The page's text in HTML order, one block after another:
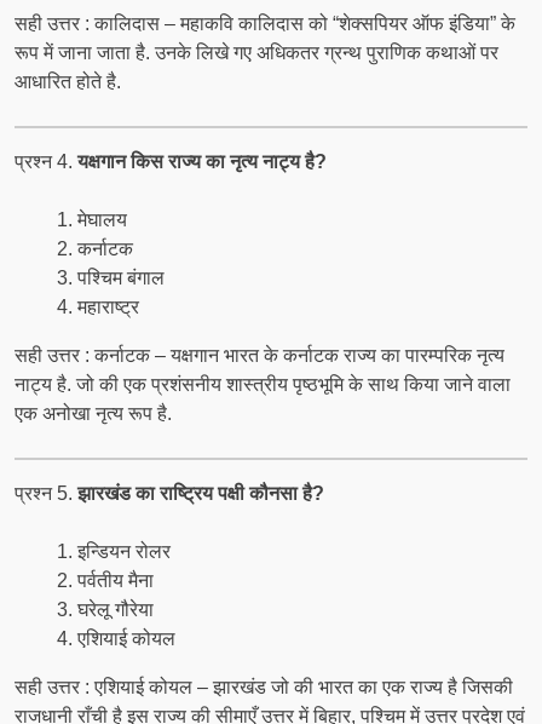
सही उत्तर : कालिदास – महाकवि कालिदास को “शेक्सपियर ऑफ इंडिया” के
रूप में जाना जाता है. उनके लिखे गए अधिकतर ग्रन्थ पुराणिक कथाओं पर
आधारित होते है.
प्रश्न 4.यक्षगान किस राज्य का नृत्य नाट्य है?
मेघालय
कर्नाटक
पश्चिम बंगाल
महाराष्ट्र
सही उत्तर : कर्नाटक – यक्षगान भारत के कर्नाटक राज्य का पारम्‍परिक नृत्‍य
नाट्य है. जो की एक प्रशंसनीय शास्‍त्रीय पृष्‍ठभूमि के साथ किया जाने वाला
एक अनोखा नृत्‍य रूप है.
प्रश्न 5.झारखंड का राष्ट्रिय पक्षी कौनसा है?
इन्डियन रोलर
पर्वतीय मैना
घरेलू गौरेया
एशियाई कोयल
सही उत्तर : एशियाई कोयल – झारखंड जो की भारत का एक राज्य है जिसकी
राजधानी राँची है इस राज्य की सीमाएँ उत्तर में बिहार, पश्चिम में उत्तर प्रदेश एवं